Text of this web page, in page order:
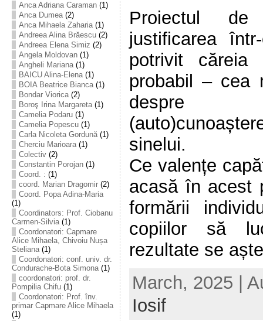
Anca Adriana Caraman(1)
Anca Dumea(2)
Anca Mihaela Zaharia(1)
Andreea Alina Brăescu(2)
Andreea Elena Simiz (2)
Angela Moldovan(1)
Angheli Mariana(1)
BAICU Alina-Elena(1)
BOIA Beatrice Bianca(1)
Bondar Viorica(2)
Boroş Irina Margareta(1)
Camelia Podaru(1)
Camelia Popescu(1)
Carla Nicoleta Gordună(1)
Cherciu Marioara(1)
Colectiv(2)
Constantin Porojan(1)
Coord. : (1)
coord. Marian Dragomir(2)
Coord. Popa Adina-Maria
(1)
Coordinators: Prof. Ciobanu
Carmen-Silvia(1)
Coordonatori: Capmare
Alice Mihaela, Chivoiu Nușa
Steliana(1)
Coordonatori: conf. univ. dr.
Condurache-Bota Simona(1)
coordonatori: prof. dr.
Pompilia Chifu(1)
Coordonatori: Prof. înv.
primar Capmare Alice Mihaela
(1)
Proiectul
justificarea
potrivit
probabil – cea
despre
sinelui.
Ce valențe
acasă în acest
formării
copiilor să
rezultate se
March, 2025 |
Iosif